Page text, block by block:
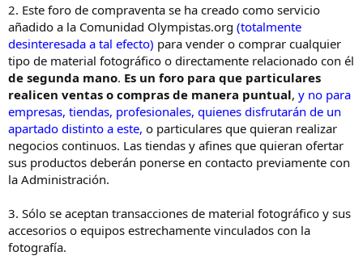
2. Este foro de compraventa se ha creado como servicio
añadido a la Comunidad Olympistas.org (totalmente
desinteresada a tal efecto) para vender o comprar cualquier
tipo de material fotográfico o directamente relacionado con él
de segunda mano. Es un foro para que particulares
realicen ventas o compras de manera puntual, y no para
empresas, tiendas, profesionales, quienes disfrutarán de un
apartado distinto a este, o particulares que quieran realizar
negocios continuos. Las tiendas y afines que quieran ofertar
sus productos deberán ponerse en contacto previamente con
la Administración.
3. Sólo se aceptan transacciones de material fotográfico y sus
accesorios o equipos estrechamente vinculados con la
fotografía.